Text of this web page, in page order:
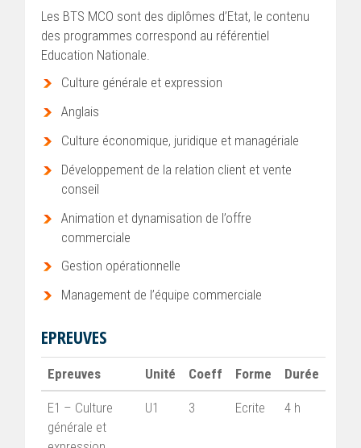
Les BTS MCO sont des diplômes d’Etat, le contenu
des programmes correspond au référentiel
Education Nationale.
Culture générale et expression
Anglais
Culture économique, juridique et managériale
Développement de la relation client et vente
conseil
Animation et dynamisation de l’offre
commerciale
Gestion opérationnelle
Management de l’équipe commerciale
EPREUVES
Epreuves Unité Coeff Forme Durée
E1 – Culture
générale et
U1 3 Ecrite 4 h